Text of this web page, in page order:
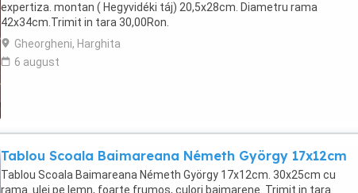
expertiza. montan ( Hegyvidéki táj) 20,5x28cm. Diametru rama
42x34cm.Trimit in tara 30,00Ron.
Gheorgheni, Harghita
6 august
Tablou Scoala Baimareana Németh György 17x12cm
Tablou Scoala Baimareana Németh György 17x12cm. 30x25cm cu
rama. ulei pe lemn, foarte frumos, culori baimarene. Trimit in tara